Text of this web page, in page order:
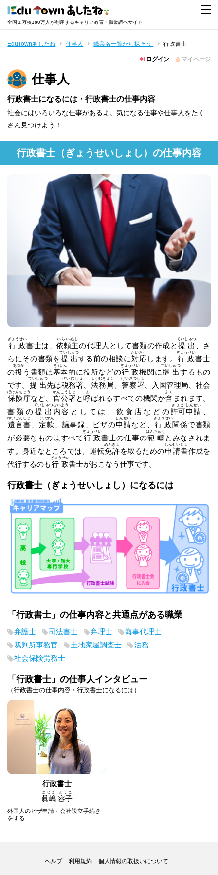
全国１万校180万人が利用するキャリア教育・職業調べサイト
EduTownあしたね 仕事人 職業名一覧から探そう 行政書士
ログイン マイページ
仕事人
行政書士になるには・行政書士の仕事内容
社会にはいろいろな仕事があるよ。気になる仕事や仕事人をたく
さん見つけよう！
行政書士 （ぎょうせいしょし） の仕事内容
行政
ぎょうせい
書士は、依頼主
いらいぬし
の代理人として書類の作成と 提出
ていしゅつ
、さ
らにその書類を提出
ていしゅつ
する前の相談に対応
たいおう
します。 行政
ぎょうせい
書士
の扱
あつか
う書類は基本
きほん
的に役所などの行政
ぎょうせい
機関に提出
ていしゅつ
するもの
です。 提出
ていしゅつ
先は税務署
ぜいむしょ
法務局
ほうむきょく
警察署
けいさつしょ
、入国管理局、社会
保険庁
ほけんちょう
など、 官公署
かんこうしょ
と呼
よ
ばれるすべての機関が含
ふく
まれます。
書類の 提出
ていしゅつ
内容
ないよう
としては、飲食店などの許可
きょか
申請
しんせい
遺言書
ゆいごんしょ
定款
ていかん
、議事録、ビザの申請
しんせい
など、 行政
ぎょうせい
関係で書類
が必要なものはすべて行政
ぎょうせい
書士の仕事の範疇
はんちゅう
とみなされま
す。身近なところでは、運転免許
めんきょ
を取るための申請書
しんせいしょ
作成を
代行するのも行政
ぎょうせい
書士がおこなう仕事です。
行政書士 （ぎょうせいしょし） になるには
「行政書士」の仕事内容と共通点がある職業
弁護士 司法書士 弁理士
海事代理士
裁判所事務官
土地家屋調査士
法務
社会保険労務士
「行政書士」の仕事人インタビュー
（行政書士の仕事内容・行政書士になるには）
行政書士
眞嶋
まじま
容子
ようこ
外国人のビザ申請・会社設立手続き
をする
ヘルプ 利用規約 個人情報の取扱いについて